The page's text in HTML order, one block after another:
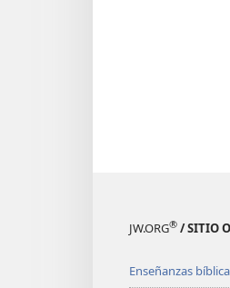
JW.ORG® / SITIO
Enseñanzas